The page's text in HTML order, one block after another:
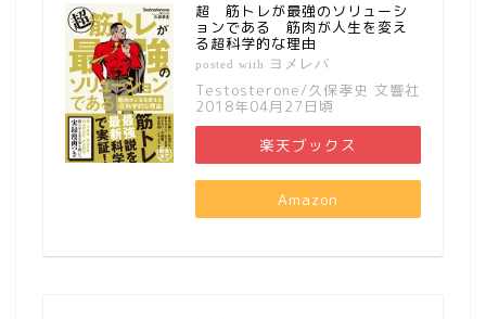
超 筋トレが最強のソリューシ
ョンである 筋肉が人生を変え
る超科学的な理由
posted with ヨメレバ
Testosterone/久保孝史 文響社
2018年04月27日頃
楽天ブックス
Amazon